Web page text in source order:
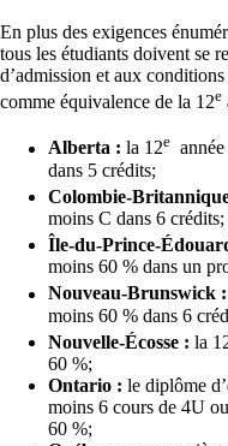
En plus des exigences
tous les étudiants doivent se
d’admission et aux
comme équivalence de la 12e
Alberta : la 12e
dans 5 crédits;
Colombie-
moins C dans 6 crédits;
Île-du-Prince-
moins 60 % dans un
Nouveau-Brunswick :
moins 60 % dans 6
Nouvelle-Écosse : la
60 %;
Ontario : le diplôme
moins 6 cours de 4U
60 %;